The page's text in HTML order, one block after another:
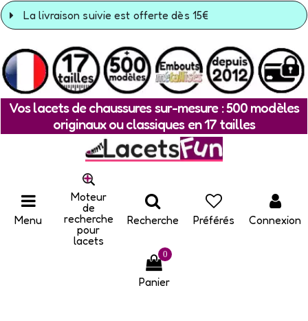
La livraison suivie est offerte dès 15€
Vos lacets de chaussures sur-mesure : 500 modèles
originaux ou classiques en 17 tailles
Menu
Moteur
de
recherche
pour
lacets
Recherche Préférés Connexion
0
Panier